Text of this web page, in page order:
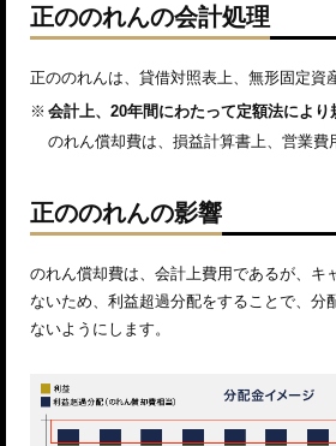
正ののれんの会計処理
正ののれんは、貸借対照表上、無形固定資
※ 会計上、20年間にわたって定額法により
のれん償却費は、損益計算書上、営業費
正ののれんの影響
のれん償却費は、会計上費用であるが、キ
ないため、利益超過分配をすることで、分
ないようにします。